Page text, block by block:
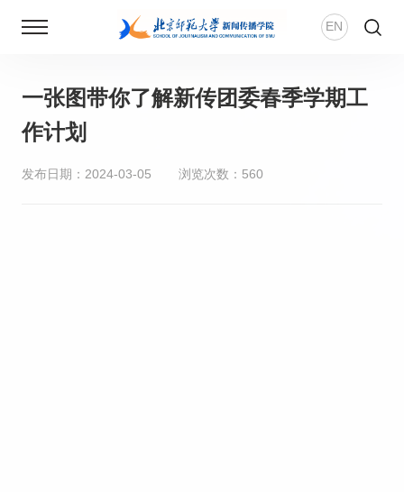
首页
新闻动态
EN
一张图带你了解新传团委春季学期工
作计划
发布日期：2024-03-05 浏览次数： 560